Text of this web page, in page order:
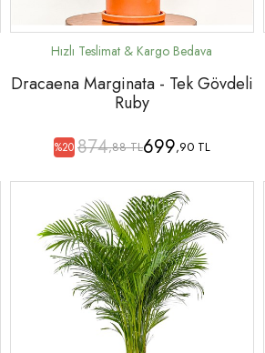
Dracaena Marginata - Tek Gövdeli
Ruby
%20 874,88 TL699,90 TL